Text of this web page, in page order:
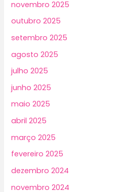
novembro 2025
outubro 2025
setembro 2025
agosto 2025
julho 2025
junho 2025
maio 2025
abril 2025
março 2025
fevereiro 2025
dezembro 2024
novembro 2024